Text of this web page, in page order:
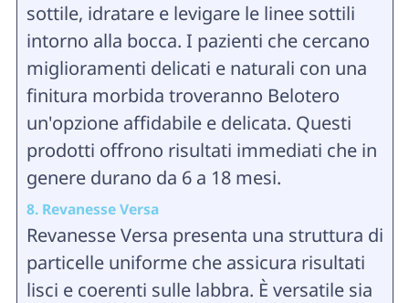
sottile, idratare e levigare le linee sottili
intorno alla bocca. I pazienti che cercano
miglioramenti delicati e naturali con una
finitura morbida troveranno Belotero
un'opzione affidabile e delicata. Questi
prodotti offrono risultati immediati che in
genere durano da 6 a 18 mesi.
8. Revanesse Versa
Revanesse Versa presenta una struttura di
particelle uniforme che assicura risultati
lisci e coerenti sulle labbra. È versatile sia